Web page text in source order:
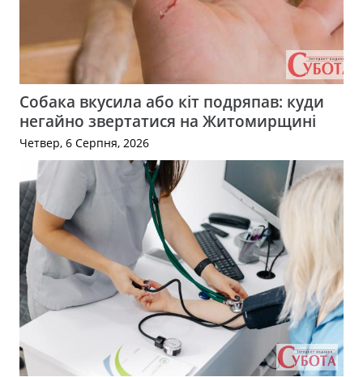
Собака вкусила або кіт подряпав: куди
негайно звертатися на Житомирщині
Четвер, 6 Серпня, 2026